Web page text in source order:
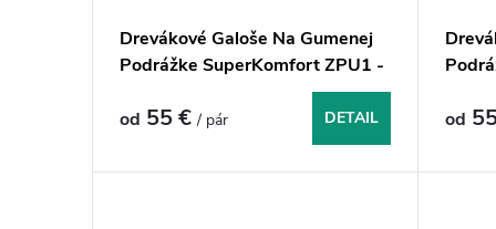
Drevákové Galoše Na Gumenej
Podrážke SuperKomfort ZPU1 -
od 55 €/ pár DETAIL
od